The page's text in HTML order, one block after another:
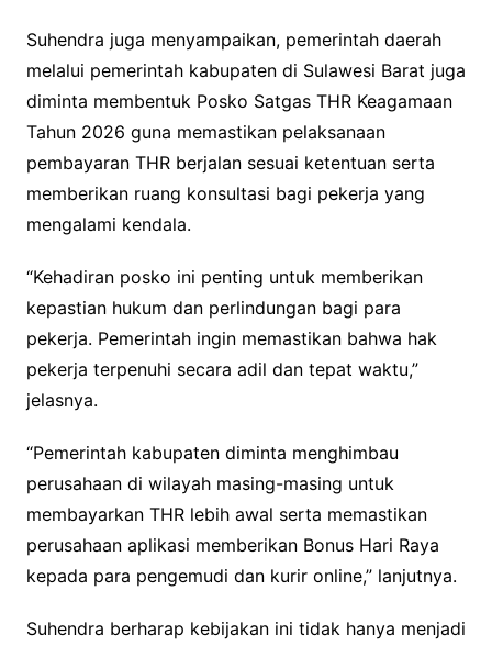
Suhendra juga menyampaikan, pemerintah daerah
melalui pemerintah kabupaten di Sulawesi Barat juga
diminta membentuk Posko Satgas THR Keagamaan
Tahun 2026 guna memastikan pelaksanaan
pembayaran THR berjalan sesuai ketentuan serta
memberikan ruang konsultasi bagi pekerja yang
mengalami kendala.
“Kehadiran posko ini penting untuk memberikan
kepastian hukum dan perlindungan bagi para
pekerja. Pemerintah ingin memastikan bahwa hak
pekerja terpenuhi secara adil dan tepat waktu,”
jelasnya.
“Pemerintah kabupaten diminta menghimbau
perusahaan di wilayah masing-masing untuk
membayarkan THR lebih awal serta memastikan
perusahaan aplikasi memberikan Bonus Hari Raya
kepada para pengemudi dan kurir online,” lanjutnya.
Suhendra berharap kebijakan ini tidak hanya menjadi